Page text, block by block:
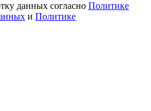
данных согласно Политике
и Политике